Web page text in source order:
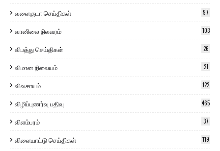
வளைகுடா செய்திகள் 97
வானிலை நிலவரம் 103
விபத்து செய்திகள் 26
விமான நிலையம் 21
விவசாயம் 122
விழிப்புணர்வு பதிவு 465
விளம்பரம் 37
விளையாட்டு செய்திகள் 119